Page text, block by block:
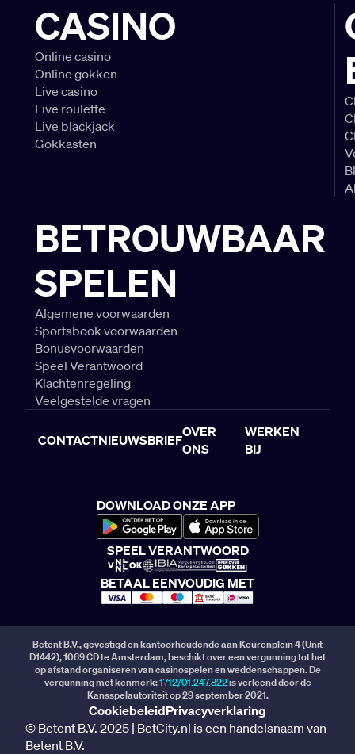
CASINO
Online casino
Online gokken
Live casino
Live roulette
Live blackjack
Gokkasten
BETROUWBAAR
SPELEN
Algemene voorwaarden
Sportsbook voorwaarden
Bonusvoorwaarden
Speel Verantwoord
Klachtenregeling
Veelgestelde vragen
CONTACTNIEUWSBRIEF
OVER
ONS
WERKEN
BIJ
DOWNLOAD ONZE APP
SPEEL VERANTWOORD
BETAAL EENVOUDIG MET
Betent B.V., gevestigd en kantoorhoudende aan Keurenplein 4 (Unit
D1442), 1069 CD te Amsterdam, beschikt over een vergunning tot het
op afstand organiseren van casinospelen en weddenschappen. De
vergunning met kenmerk:1712/01.247.822is verleend door de
Kansspelautoriteit op 29 september 2021.
CookiebeleidPrivacyverklaring
© Betent B.V. 2025 | BetCity.nl is een handelsnaam van
Betent B.V.